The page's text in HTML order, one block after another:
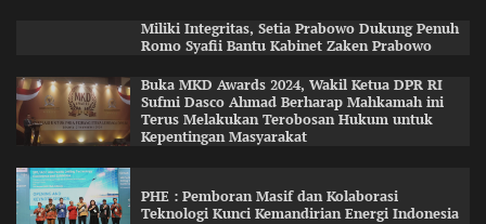
Miliki Integritas, Setia Prabowo Dukung Penuh
Romo Syafii Bantu Kabinet Zaken Prabowo
Buka MKD Awards 2024, Wakil Ketua DPR RI
Sufmi Dasco Ahmad Berharap Mahkamah ini
Terus Melakukan Terobosan Hukum untuk
Kepentingan Masyarakat
PHE : Pemboran Masif dan Kolaborasi
Teknologi Kunci Kemandirian Energi Indonesia